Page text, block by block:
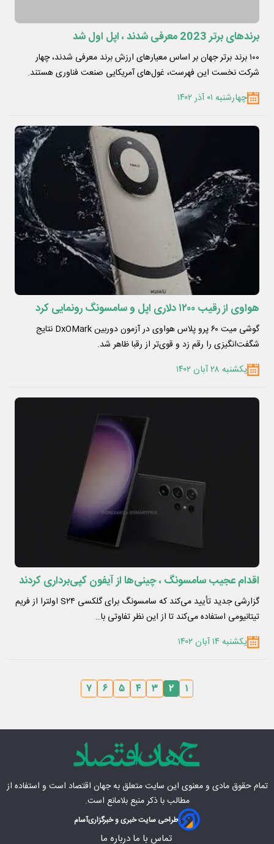
برندهای برتر 2023 معرفی شدند ، اپل اول شد
۱۰۰ برند برتر جهان بر اساس معیارهای ارزش برند معرفی شدند، چهار
شرکت نخست این فهرست، غول‌های آمریکایی صنعت فناوری هستند.
چهارشنبه ۰۱ آذر ۱۴۰۲
هواوی از رقیب ۱۲۰۰ دلاری اپل و سامسونگ رونمایی کرد
گوشی میت ۶۰ پرو پلاس هواوی در آزمون دوربین DxOMark نتایج
شگفت‌انگیزی را رقم زد و قوی‌تر از رقبا ظاهر شد.
یکشنبه ۲۸ آبان ۱۴۰۲
اقدام عجیب سامسونگ ، چینی‌ها از آیفون کپی‌برداری کردند
گزارشی جدید تأیید می‌کند که سامسونگ برای گلکسی S۲۴ اولترا از فریم
تیتانیومی استفاده می‌کند تا از این نظر تفاوتی با…
یکشنبه ۱۴ آبان ۱۴۰۲
۱ ۲ ۳ ۴ ۵ ۶ ۷
تمام حقوق مادی‌ و معنوی این سایت متعلق بهجهان اقتصاد است و استفاده از
مطالب با ذکر منبع بلامانع است.
طراحی سایت خبری و خبرگزاریآسام
تماس با ما درباره ما